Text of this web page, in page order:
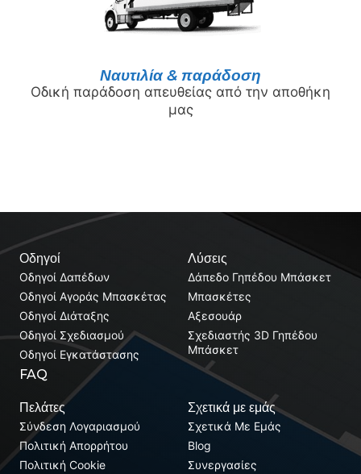
Ναυτιλία & παράδοση
Οδική παράδοση απευθείας από την αποθήκη
μας
Λύσεις
Δάπεδο Γηπέδου Μπάσκετ
Μπασκέτες
Αξεσουάρ
Σχεδιαστής 3D Γηπέδου
Μπάσκετ
Οδηγοί
Οδηγοί Δαπέδων
Οδηγοί Αγοράς Μπασκέτας
Οδηγοί Διάταξης
Οδηγοί Σχεδιασμού
Οδηγοί Εγκατάστασης
FAQ
Πελάτες
Σύνδεση Λογαριασμού
Πολιτική Απορρήτου
Πολιτική Cookie
Σχετικά με εμάς
Σχετικά Με Εμάς
Blog
Συνεργασίες